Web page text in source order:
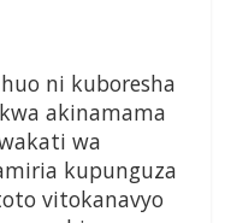
ni kuboresha
akinamama
wa
kupunguza
vitokanavyo